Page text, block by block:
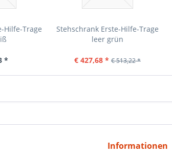
Hilfe-Trage
*
Stehschrank Erste-Hilfe-Trage
leer grün
€ 427,68 * € 513,22 *
Informationen